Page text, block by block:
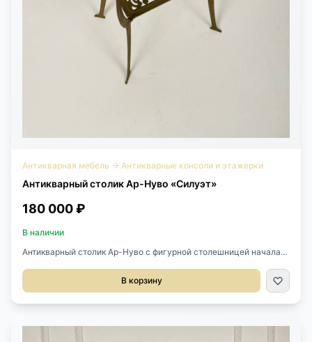
Антикварная мебель → Антикварные консоли и этажерки
Антикварный столик Ар-Нуво «Силуэт»
180 000 ₽
В наличии
Антикварный столик Ар-Нуво с фигурной столешницей начала
столешницу украшает силуэт девушки.Лёгкий, ажурный,
изящный.Размер 39х30х73h см.
В корзину